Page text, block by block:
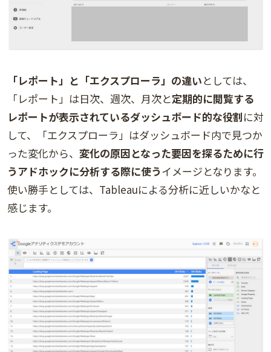
「レポート」と「エクスプローラ」の違いとしては、
「レポート」は日次、週次、月次と定期的に閲覧する
レポートが表示されているダッシュボード的な役割に対
して、「エクスプローラ」はダッシュボード内で見つか
った変化から、 変化の原因となった要因を探るために行
うアドホックに分析する際に使うイメージとなります。
使い勝手としては、Tableauによる分析に近しいかなと
感じます。